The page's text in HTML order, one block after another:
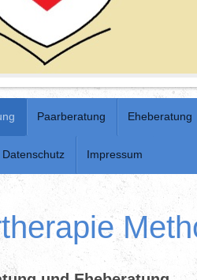
Paarberatung Eheberatung
Datenschutz Impressum